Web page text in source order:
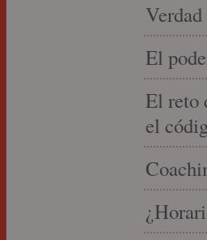
El
El reto
el